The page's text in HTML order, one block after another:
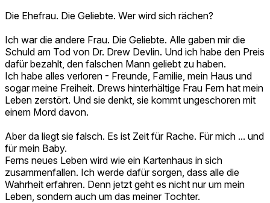
Die Ehefrau. Die Geliebte. Wer wird sich rächen?
Ich war die andere Frau. Die Geliebte. Alle gaben mir die
Schuld am Tod von Dr. Drew Devlin. Und ich habe den Preis
dafür bezahlt, den falschen Mann geliebt zu haben.
Ich habe alles verloren - Freunde, Familie, mein Haus und
sogar meine Freiheit. Drews hinterhältige Frau Fern hat mein
Leben zerstört. Und sie denkt, sie kommt ungeschoren mit
einem Mord davon.
Aber da liegt sie falsch. Es ist Zeit für Rache. Für mich ... und
für mein Baby.
Ferns neues Leben wird wie ein Kartenhaus in sich
zusammenfallen. Ich werde dafür sorgen, dass alle die
Wahrheit erfahren. Denn jetzt geht es nicht nur um mein
Leben, sondern auch um das meiner Tochter.